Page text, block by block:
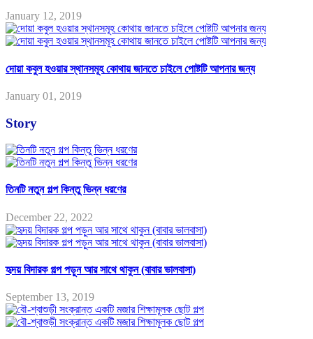
January 12, 2019
দোয়া কবুল হওয়ার স্থানসমূহ কোথায় জানতে চাইলে পোষ্টটি আপনার জন্য
January 01, 2019
Story
তিনটি নতুন গল্প কিন্তু ভিন্ন ধরণের
December 22, 2022
হৃদয় বিদারক গল্প পড়ুন আর সাথে থাকুন (বাবার ভালবাসা)
September 13, 2019